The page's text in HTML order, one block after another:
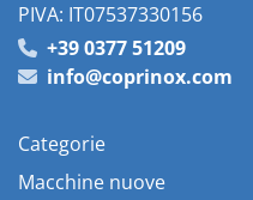
PIVA: IT07537330156
+39 0377 51209
info@coprinox.com
Categorie
Macchine nuove